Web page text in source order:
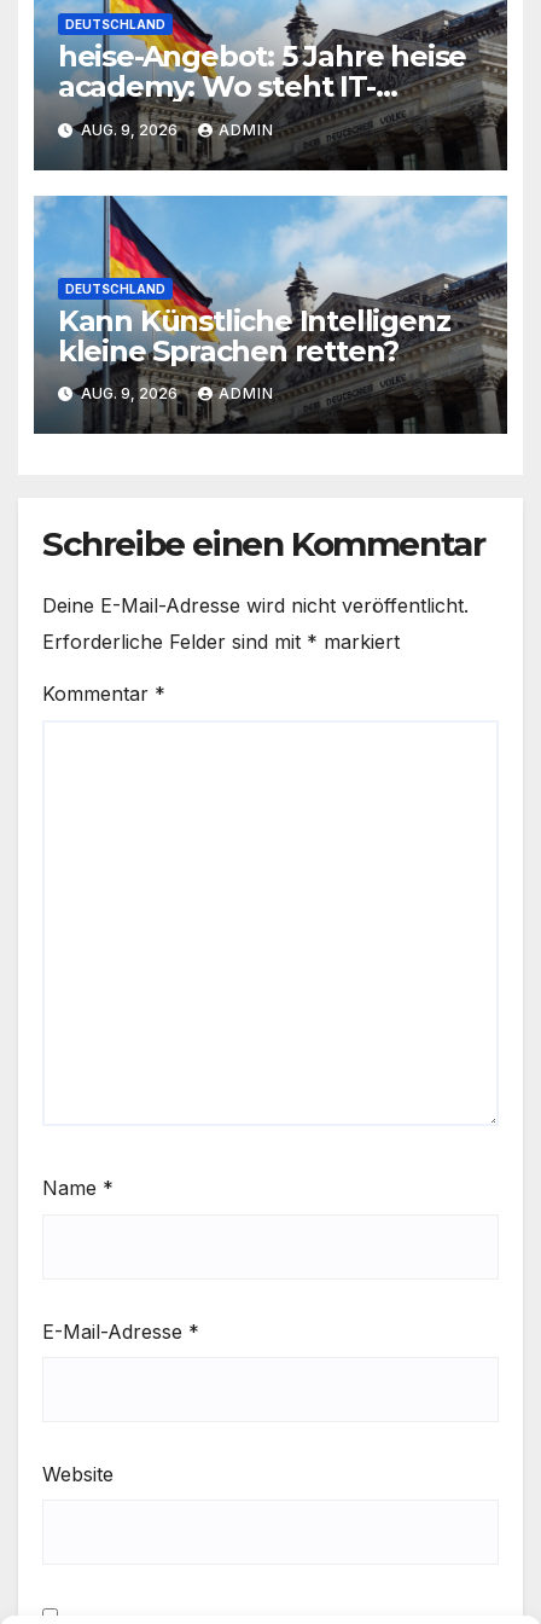
DEUTSCHLAND
heise-Angebot: 5 Jahre heise
academy: Wo steht IT-
Weiterbildung heute?
AUG. 9, 2026 ADMIN
DEUTSCHLAND
Kann Künstliche Intelligenz
kleine Sprachen retten?
AUG. 9, 2026 ADMIN
Schreibe einen Kommentar
Deine E-Mail-Adresse wird nicht veröffentlicht.
Erforderliche Felder sind mit * markiert
Kommentar *
Name *
E-Mail-Adresse *
Website